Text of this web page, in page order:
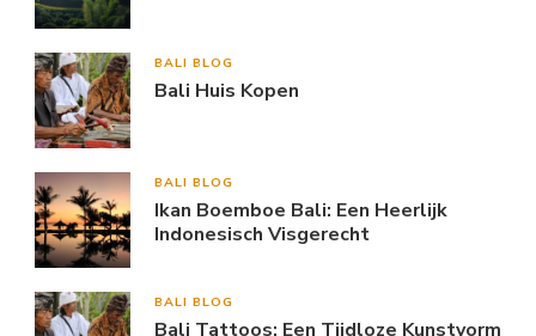
BALI BLOG
Bali Huis Kopen
BALI BLOG
Ikan Boemboe Bali: Een Heerlijk
Indonesisch Visgerecht
BALI BLOG
Bali Tattoos: Een Tijdloze Kunstvorm